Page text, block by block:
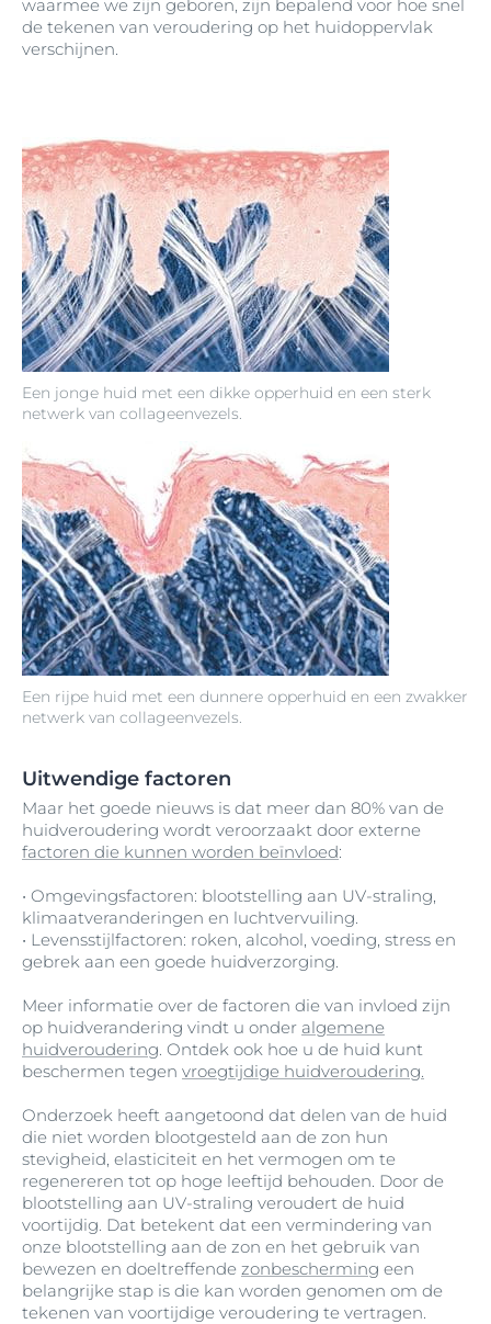
Een jonge huid met een dikke opperhuid en een sterk
netwerk van collageenvezels.
Een rijpe huid met een dunnere opperhuid en een zwakker
netwerk van collageenvezels.
waarmee we zijn geboren, zijn bepalend voor hoe snel
de tekenen van veroudering op het huidoppervlak
verschijnen.
Uitwendige factoren
Maar het goede nieuws is dat meer dan 80% van de
huidveroudering wordt veroorzaakt door externe
factoren die kunnen worden beïnvloed:
• Omgevingsfactoren: blootstelling aan UV-straling,
klimaatveranderingen en luchtvervuiling.
• Levensstijlfactoren: roken, alcohol, voeding, stress en
gebrek aan een goede huidverzorging.
Meer informatie over de factoren die van invloed zijn
op huidverandering vindt u onder algemene
huidveroudering. Ontdek ook hoe u de huid kunt
beschermen tegen vroegtijdige huidveroudering.
Onderzoek heeft aangetoond dat delen van de huid
die niet worden blootgesteld aan de zon hun
stevigheid, elasticiteit en het vermogen om te
regenereren tot op hoge leeftijd behouden. Door de
blootstelling aan UV-straling veroudert de huid
voortijdig. Dat betekent dat een vermindering van
onze blootstelling aan de zon en het gebruik van
bewezen en doeltreffende zonbescherming een
belangrijke stap is die kan worden genomen om de
tekenen van voortijdige veroudering te vertragen.